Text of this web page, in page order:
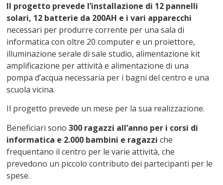
Il progetto prevede l’installazione di 12 pannelli
solari, 12 batterie da 200AH e i vari apparecchi
necessari per produrre corrente per una sala di
informatica con oltre 20 computer e un proiettore,
illuminazione serale di sale studio, alimentazione kit
amplificazione per attività e alimentazione di una
pompa d’acqua necessaria per i bagni del centro e una
scuola vicina.
Il progetto prevede un mese per la sua realizzazione.
Beneficiari sono300 ragazzi all’anno per i corsi di
informatica e 2.000 bambini e ragazziche
frequentano il centro per le varie attività, che
prevedono un piccolo contributo dei partecipanti per le
spese.